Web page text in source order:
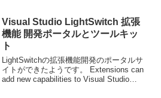
の派生型を使用する。Exceptionクラスを
カス...
Visual Studio LightSwitch 拡張
機能 開発ポータルとツールキッ
ト
LightSwitchの拡張機能開発のポータルサ
イトができたようです。 Extensions can
add new capabilities to Visual Studio